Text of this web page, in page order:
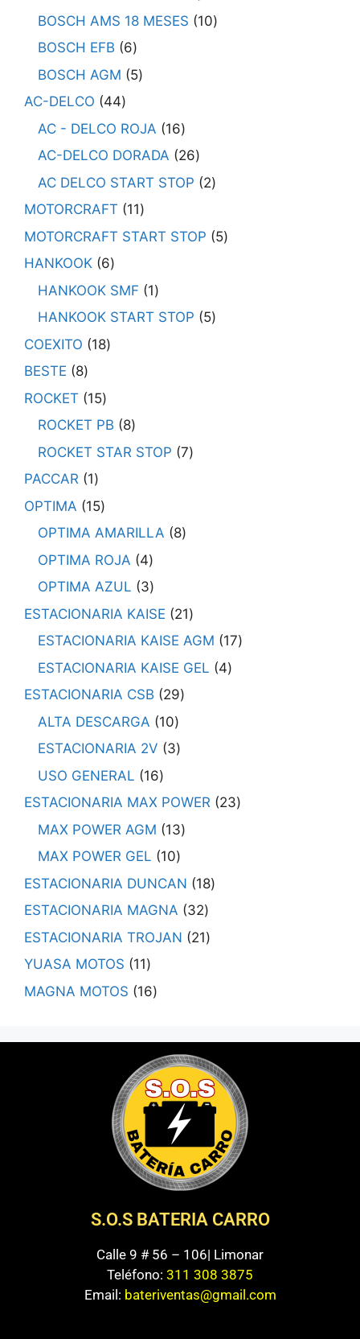
BOSCH AMS 18 MESES
10
BOSCH EFB
6
BOSCH AGM
5
AC-DELCO
44
AC - DELCO ROJA
16
AC-DELCO DORADA
26
AC DELCO START STOP
2
MOTORCRAFT
11
MOTORCRAFT START STOP
5
HANKOOK 6
HANKOOK SMF
1
HANKOOK START STOP
5
COEXITO
18
BESTE
8
ROCKET
15
ROCKET PB
8
ROCKET STAR STOP 7
PACCAR 1
OPTIMA
15
OPTIMA AMARILLA
8
OPTIMA ROJA
4
OPTIMA AZUL
3
ESTACIONARIA KAISE
21
ESTACIONARIA KAISE AGM
17
ESTACIONARIA KAISE GEL
4
ESTACIONARIA CSB
29
ALTA DESCARGA
10
ESTACIONARIA 2V
3
USO GENERAL
16
ESTACIONARIA MAX POWER 23
MAX POWER AGM
13
MAX POWER GEL
10
ESTACIONARIA DUNCAN
18
ESTACIONARIA MAGNA
32
ESTACIONARIA TROJAN
21
YUASA MOTOS
11
MAGNA MOTOS
16
S.O.S BATERIA CARRO
Calle 9 # 56 – 106| Limonar
Teléfono: 311 308 3875
Email: bateriventas@gmail.com